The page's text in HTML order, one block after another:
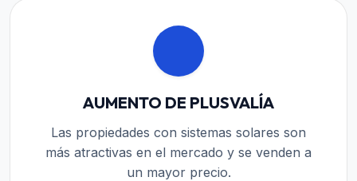
AUMENTO DE PLUSVALÍA
Las propiedades con sistemas solares son
más atractivas en el mercado y se venden a
un mayor precio.